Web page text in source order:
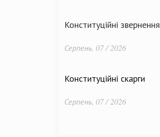
Конституційні звернення
Серпень, 07 / 2026
Конституційні скарги
Серпень, 07 / 2026